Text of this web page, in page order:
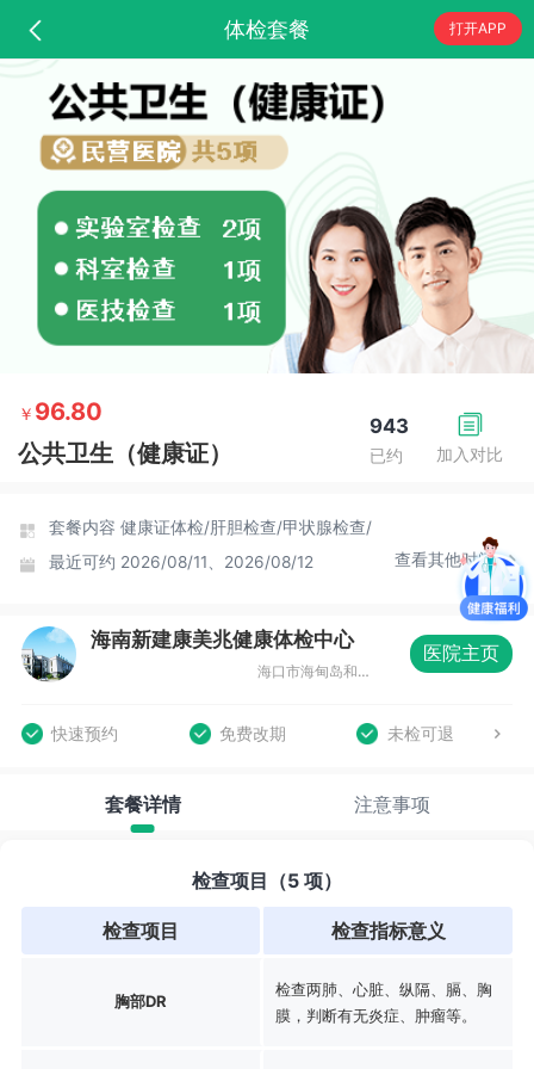
体检套餐 打开APP
加入对比
943
已约
￥ 96.80
公共卫生（健康证）
套餐内容 健康证体检/肝胆检查/甲状腺检查/
最近可约 2026/08/11、2026/08/12 查看其他时间
海南新建康美兆健康体检中心
海口市海甸岛和平大道35号
医院主页
快速预约 免费改期 未检可退
套餐详情 注意事项
检查项目（5 项）
检查项目 检查指标意义
胸部DR
检查两肺、心脏、纵隔、膈、胸
膜，判断有无炎症、肿瘤等。